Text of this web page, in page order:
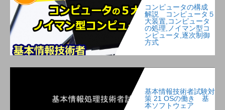
コンピュータの構成
解説 コンピュータ５
大装置,コンピュータ
の処理,ノイマン型コ
ンピュータ,逐次制御
方式
基本情報技術者試験対
策 21 OSの働き 基
本ソフトウェア